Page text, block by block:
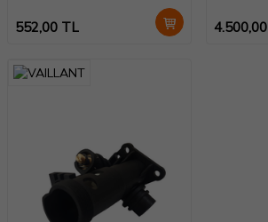
552,00 TL 4.500,00